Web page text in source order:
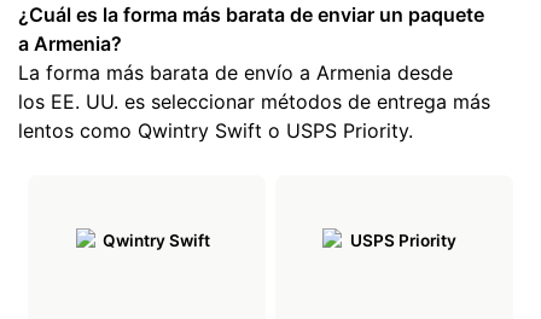
¿Cuál es la forma más barata de enviar un paquete
a Armenia?
La forma más barata de envío a Armenia desde
los EE. UU. es seleccionar métodos de entrega más
lentos como Qwintry Swift o USPS Priority.